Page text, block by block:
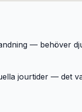
— behöver
jourtider — det